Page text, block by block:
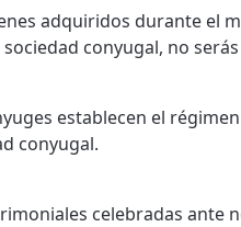
adquiridos durante el
conyugal, no
establecen el
conyugal.
celebradas ante